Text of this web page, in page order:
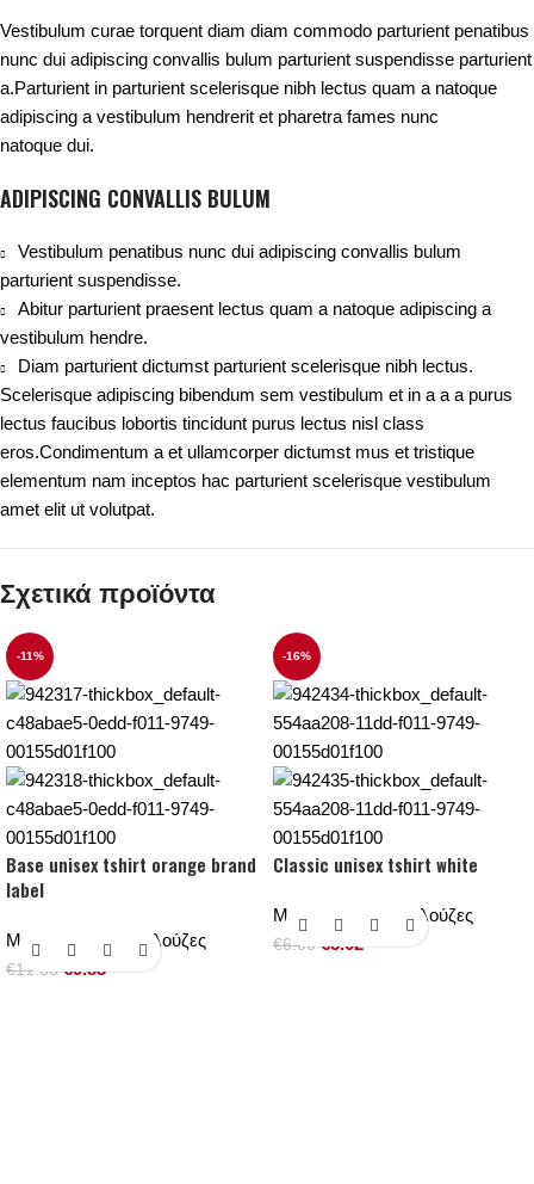
Vestibulum curae torquent diam diam commodo parturient penatibus
nunc dui adipiscing convallis bulum parturient suspendisse parturient
a.Parturient in parturient scelerisque nibh lectus quam a natoque
adipiscing a vestibulum hendrerit et pharetra fames nunc
natoque dui.
ADIPISCING CONVALLIS BULUM
Vestibulum penatibus nunc dui adipiscing convallis bulum
parturient suspendisse.
Abitur parturient praesent lectus quam a natoque adipiscing a
vestibulum hendre.
Diam parturient dictumst parturient scelerisque nibh lectus.
Scelerisque adipiscing bibendum sem vestibulum et in a a a purus
lectus faucibus lobortis tincidunt purus lectus nisl class
eros.Condimentum a et ullamcorper dictumst mus et tristique
elementum nam inceptos hac parturient scelerisque vestibulum
amet elit ut volutpat.
Σχετικά προϊόντα
-11%
Base unisex tshirt orange brand
label
Μπλουζάκια & Μπλούζες
€11.00 €9.83
-16%
Classic unisex tshirt white
Μπλουζάκια & Μπλούζες
€6.00 €5.02